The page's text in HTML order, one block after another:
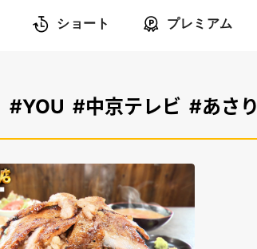
ショート プレミアム
#YOU #中京テレビ #あさり